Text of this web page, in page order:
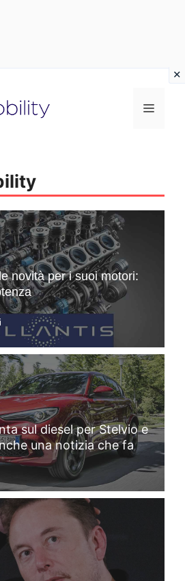
Menu
novità per i suoi motori:
sul diesel per Stelvio e
una notizia che fa